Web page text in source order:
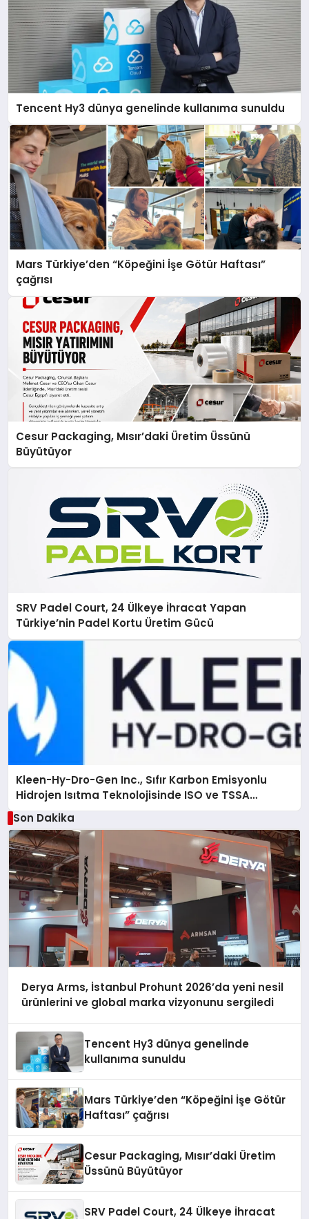
Tencent Hy3 dünya genelinde kullanıma sunuldu
Mars Türkiye’den “Köpeğini İşe Götür Haftası”
çağrısı
Cesur Packaging, Mısır’daki Üretim Üssünü
Büyütüyor
SRV Padel Court, 24 Ülkeye İhracat Yapan
Türkiye’nin Padel Kortu Üretim Gücü
Kleen-Hy-Dro-Gen Inc., Sıfır Karbon Emisyonlu
Hidrojen Isıtma Teknolojisinde ISO ve TSSA
Düzenleyici Onaylarını Aldı
Son Dakika
Derya Arms, İstanbul Prohunt 2026’da yeni nesil
ürünlerini ve global marka vizyonunu sergiledi
Tencent Hy3 dünya genelinde
kullanıma sunuldu
Mars Türkiye’den “Köpeğini İşe Götür
Haftası” çağrısı
Cesur Packaging, Mısır’daki Üretim
Üssünü Büyütüyor
SRV Padel Court, 24 Ülkeye İhracat